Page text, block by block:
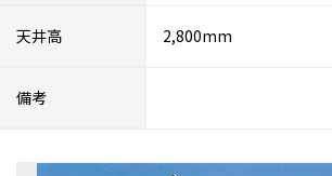
天井高 2,800mm
備考